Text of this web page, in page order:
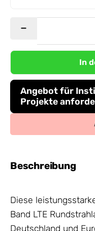
In
Angebot für
Projekte
Beschreibung
Diese
Band LTE
Deutschland und